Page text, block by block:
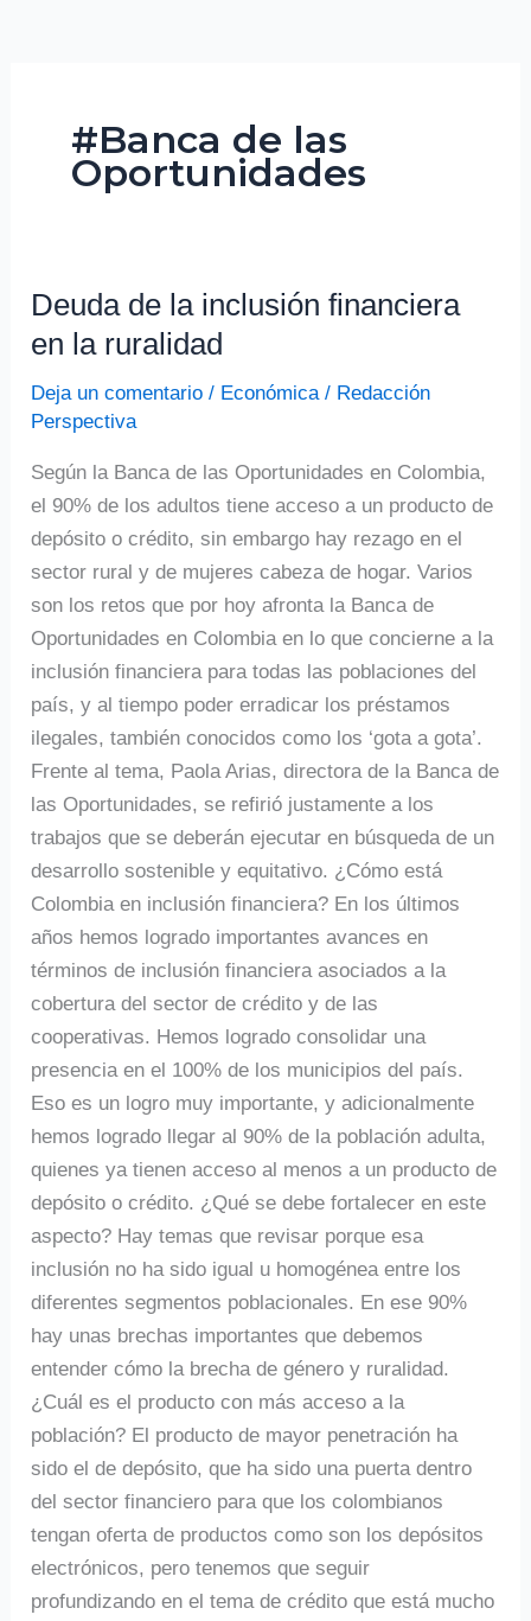
#Banca de las
Oportunidades
Deuda de la inclusión financiera
en la ruralidad
Deja un comentario / Económica / Redacción
Perspectiva
Según la Banca de las Oportunidades en Colombia,
el 90% de los adultos tiene acceso a un producto de
depósito o crédito, sin embargo hay rezago en el
sector rural y de mujeres cabeza de hogar. Varios
son los retos que por hoy afronta la Banca de
Oportunidades en Colombia en lo que concierne a la
inclusión financiera para todas las poblaciones del
país, y al tiempo poder erradicar los préstamos
ilegales, también conocidos como los ‘gota a gota’.
Frente al tema, Paola Arias, directora de la Banca de
las Oportunidades, se refirió justamente a los
trabajos que se deberán ejecutar en búsqueda de un
desarrollo sostenible y equitativo. ¿Cómo está
Colombia en inclusión financiera? En los últimos
años hemos logrado importantes avances en
términos de inclusión financiera asociados a la
cobertura del sector de crédito y de las
cooperativas. Hemos logrado consolidar una
presencia en el 100% de los municipios del país.
Eso es un logro muy importante, y adicionalmente
hemos logrado llegar al 90% de la población adulta,
quienes ya tienen acceso al menos a un producto de
depósito o crédito. ¿Qué se debe fortalecer en este
aspecto? Hay temas que revisar porque esa
inclusión no ha sido igual u homogénea entre los
diferentes segmentos poblacionales. En ese 90%
hay unas brechas importantes que debemos
entender cómo la brecha de género y ruralidad.
¿Cuál es el producto con más acceso a la
población? El producto de mayor penetración ha
sido el de depósito, que ha sido una puerta dentro
del sector financiero para que los colombianos
tengan oferta de productos como son los depósitos
electrónicos, pero tenemos que seguir
profundizando en el tema de crédito que está mucho
Deuda
de
inclusión
financiera
en
la
ruralidad